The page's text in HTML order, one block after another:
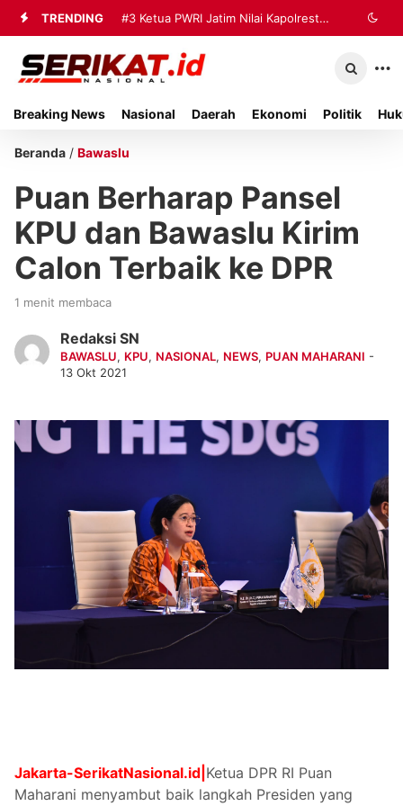
TRENDING #3 Ketua PWRI Jatim Nilai
Kapolresta Sumenep Berhasil Bangun
#4 Perkimhub Sumenep Matangkan
Pelaksanaan RTLH 2026, Sebanyak
Breaking News Nasional Daerah Ekonomi Politik
Beranda / Bawaslu
Puan Berharap Pansel
KPU dan Bawaslu Kirim
Calon Terbaik ke DPR
1 menit membaca
Redaksi SN
BAWASLU, KPU, NASIONAL, NEWS, PUAN MAHARANI -
13 Okt 2021
Jakarta-SerikatNasional.id| Ketua DPR RI Puan
Maharani menyambut baik langkah Presiden yang